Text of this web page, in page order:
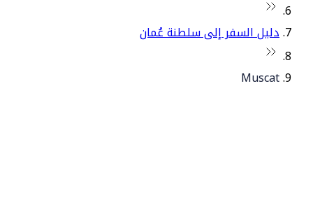
دليل السفر إلى سلطنة عُمان
Muscat